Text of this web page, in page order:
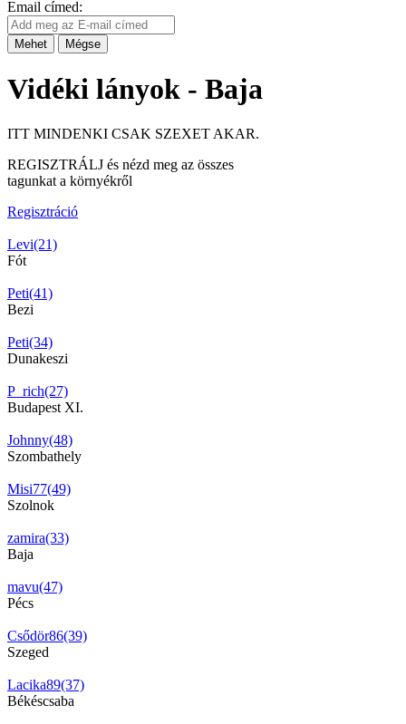
Email címed:
Mehet Mégse
Vidéki lányok - Baja
ITT MINDENKI CSAK SZEXET AKAR.
REGISZTRÁLJ és nézd meg az összes
tagunkat a környékről
Regisztráció
Levi(21)
Fót
Peti(41)
Bezi
Peti(34)
Dunakeszi
P_rich(27)
Budapest XI.
Johnny(48)
Szombathely
Misi77(49)
Szolnok
zamira(33)
Baja
mavu(47)
Pécs
Csődör86(39)
Szeged
Lacika89(37)
Békéscsaba